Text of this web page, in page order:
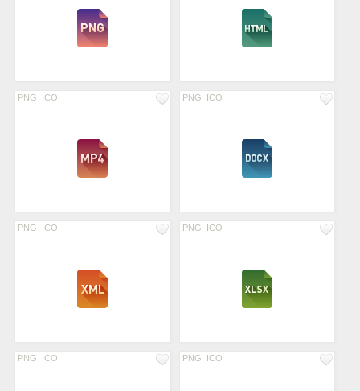
PNG ICO PNG ICO
PNG ICO PNG ICO
PNG ICO PNG ICO